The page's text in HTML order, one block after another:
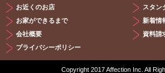
お近くのお店
スタン
お家ができるまで
新着情
会社概要
資料請
プライバシーポリシー
Copyright 2017 Affection Inc. All